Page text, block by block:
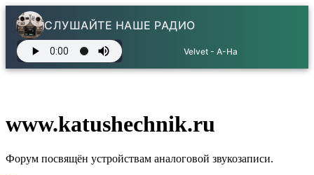
СЛУШАЙТЕ НАШЕ РАДИО
Velvet - A-Ha
www.katushechnik.ru
Форум посвящён устройствам аналоговой звукозаписи.